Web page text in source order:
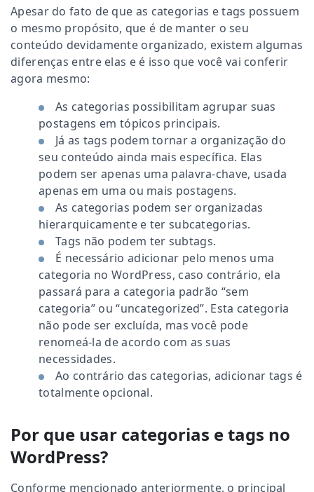
Apesar do fato de que as categorias e tags possuem
o mesmo propósito, que é de manter o seu
conteúdo devidamente organizado, existem algumas
diferenças entre elas e é isso que você vai conferir
agora mesmo:
As categorias possibilitam agrupar suas
postagens em tópicos principais.
Já as tags podem tornar a organização do
seu conteúdo ainda mais específica. Elas
podem ser apenas uma palavra-chave, usada
apenas em uma ou mais postagens.
As categorias podem ser organizadas
hierarquicamente e ter subcategorias.
Tags não podem ter subtags.
É necessário adicionar pelo menos uma
categoria no WordPress, caso contrário, ela
passará para a categoria padrão “sem
categoria” ou “uncategorized”. Esta categoria
não pode ser excluída, mas você pode
renomeá-la de acordo com as suas
necessidades.
Ao contrário das categorias, adicionar tags é
totalmente opcional.
Por que usar categorias e tags no
WordPress?
Conforme mencionado anteriormente, o principal